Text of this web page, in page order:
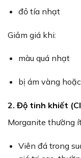
đỏ tía nhạt
Giảm giá khi:
màu quá nhạt
bị ám vàng
2. Độ tinh khiết
Morganite thường
Viên đá trong